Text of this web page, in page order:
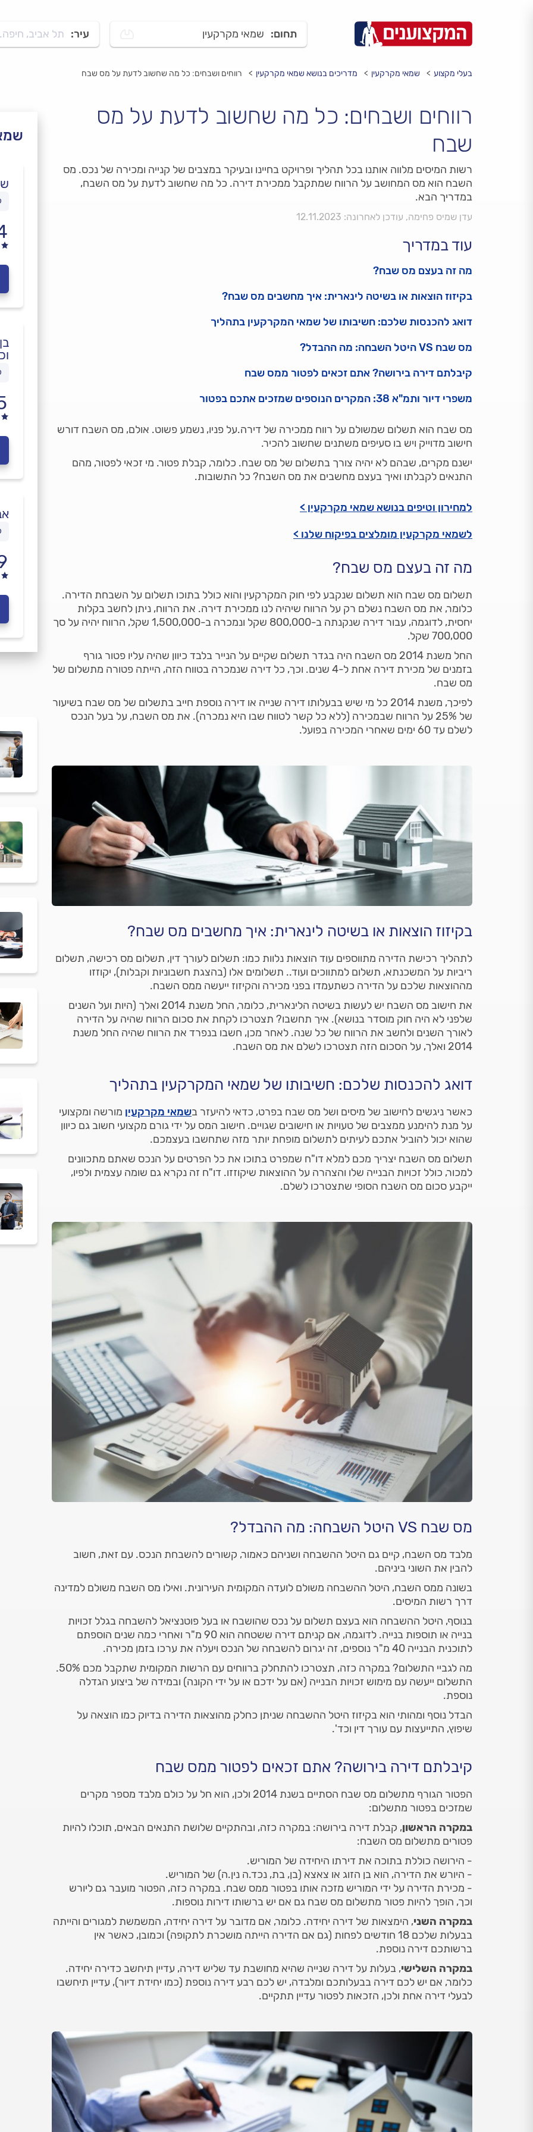
תחום: שמאי מקרקעין עיר: תל אביב,
בעלי מקצוע שמאי מקרקעין מדריכים בנושא שמאי מקרקעין רווחים ושבחים: כל מה שחשוב לדעת על מס שבח
רווחים ושבחים: כל מה שחשוב לדעת על מס
שבח
רשות המיסים מלווה אותנו בכל תהליך ופרויקט בחיינו ובעיקר במצבים של קנייה ומכירה של נכס. מס
השבח הוא מס המחושב על הרווח שמתקבל ממכירת דירה. כל מה שחשוב לדעת על מס השבח,
במדריך הבא.
עדן שמיס פחימה, עודכן לאחרונה: 12.11.2023
עוד במדריך
מה זה בעצם מס שבח?
בקיזוז הוצאות או בשיטה לינארית: איך מחשבים מס שבח?
דואג להכנסות שלכם: חשיבותו של שמאי המקרקעין בתהליך
מס שבח VS היטל השבחה: מה ההבדל?
קיבלתם דירה בירושה? אתם זכאים לפטור ממס שבח
משפרי דיור ותמ"א 38: המקרים הנוספים שמזכים אתכם בפטור
מס שבח הוא תשלום שמשולם על רווח ממכירה של דירה.על פניו, נשמע פשוט. אולם, מס השבח דורש
חישוב מדוייק ויש בו סעיפים משתנים שחשוב להכיר.
ישנם מקרים, שבהם לא יהיה צורך בתשלום של מס שבח. כלומר, קבלת פטור. מי זכאי לפטור, מהם
התנאים לקבלתו ואיך בעצם מחשבים את מס השבח? כל התשובות.
למחירון וטיפים בנושא שמאי מקרקעין >
לשמאי מקרקעין מומלצים בפיקוח שלנו >
מה זה בעצם מס שבח?
תשלום מס שבח הוא תשלום שנקבע לפי חוק המקרקעין והוא כולל בתוכו תשלום על השבחת הדירה.
כלומר, את מס השבח נשלם רק על הרווח שיהיה לנו ממכירת דירה. את הרווח, ניתן לחשב בקלות
יחסית, לדוגמה, עבור דירה שנקנתה ב-800,000 שקל ונמכרה ב-1,500,000 שקל, הרווח יהיה על סך
700,000 שקל.
החל משנת 2014 מס השבח היה בגדר תשלום שקיים על הנייר בלבד כיוון שהיה עליו פטור גורף
בזמנים של מכירת דירה אחת ל-4 שנים. וכך, כל דירה שנמכרה בטווח הזה, הייתה פטורה מתשלום של
מס שבח.
לפיכך, משנת 2014 כל מי שיש בבעלותו דירה שנייה או דירה נוספת חייב בתשלום של מס שבח בשיעור
של 25% על הרווח שבמכירה (ללא כל קשר לטווח שבו היא נמכרה). את מס השבח, על בעל הנכס
לשלם עד 60 ימים שאחרי המכירה בפועל.
בקיזוז הוצאות או בשיטה לינארית: איך מחשבים מס שבח?
לתהליך רכישת הדירה מתווספים עוד הוצאות נלוות כמו: תשלום לעורך דין, תשלום מס רכישה, תשלום
ריביות על המשכנתא, תשלום למתווכים ועוד.. תשלומים אלו (בהצגת חשבוניות וקבלות), יקוזזו
מההוצאות שלכם על הדירה כשתעמדו בפני מכירה והקיזוז ייעשה ממס השבח.
את חישוב מס השבח יש לעשות בשיטה הלינארית, כלומר, החל משנת 2014 ואלך (היות ועל השנים
שלפני לא היה חוק מוסדר בנושא). איך תחשבו? תצטרכו לקחת את סכום הרווח שהיה על הדירה
לאורך השנים ולחשב את הרווח של כל שנה. לאחר מכן, חשבו בנפרד את הרווח שהיה החל משנת
2014 ואלך, על הסכום הזה תצטרכו לשלם את מס השבח.
דואג להכנסות שלכם: חשיבותו של שמאי המקרקעין בתהליך
כאשר ניגשים לחישוב של מיסים ושל מס שבח בפרט, כדאי להיעזר בשמאי מקרקעין מורשה ומקצועי
על מנת להימנע ממצבים של טעויות או חישובים שגויים. חישוב המס על ידי גורם מקצועי חשוב גם כיוון
שהוא יכול להוביל אתכם לעיתים לתשלום מופחת יותר מזה שתחשבו בעצמכם.
תשלום מס השבח יצריך מכם למלא דו"ח שמפרט בתוכו את כל הפרטים על הנכס שאתם מתכוונים
למכור, כולל זכויות הבנייה שלו והצהרה על ההוצאות שיקוזזו. דו"ח זה נקרא גם שומה עצמית ולפיו,
ייקבע סכום מס השבח הסופי שתצטרכו לשלם.
מס שבח VS היטל השבחה: מה ההבדל?
מלבד מס השבח, קיים גם היטל ההשבחה ושניהם כאמור, קשורים להשבחת הנכס. עם זאת, חשוב
להבין את השוני ביניהם.
בשונה ממס השבח, היטל ההשבחה משולם לועדה המקומית העירונית. ואילו מס השבח משולם למדינה
דרך רשות המיסים.
בנוסף, היטל ההשבחה הוא בעצם תשלום על נכס שהושבח או בעל פוטנציאל להשבחה בגלל זכויות
בנייה או תוספות בנייה. לדוגמה, אם קניתם דירה ששטחה הוא 90 מ"ר ואחרי כמה שנים הוספתם
לתוכנית הבנייה 40 מ"ר נוספים, זה יגרום להשבחה של הנכס ויעלה את ערכו בזמן מכירה.
מה לגביי התשלום? במקרה כזה, תצטרכו להתחלק ברווחים עם הרשות המקומית שתקבל מכם 50%.
התשלום ייעשה עם מימוש זכויות הבנייה (אם על ידכם או על ידי הקונה) ובמידה של ביצוע הגדלה
נוספת.
הבדל נוסף ומהותי הוא בקיזוז היטל ההשבחה שניתן כחלק מהוצאות הדירה בדיוק כמו הוצאה על
שיפוץ, התייעצות עם עורך דין וכד'.
קיבלתם דירה בירושה? אתם זכאים לפטור ממס שבח
הפטור הגורף מתשלום מס שבח הסתיים בשנת 2014 ולכן, הוא חל על כולם מלבד מספר מקרים
שמזכים בפטור מתשלום:
במקרה הראשון, קבלת דירה בירושה: במקרה כזה, ובהתקיים שלושת התנאים הבאים, תוכלו להיות
פטורים מתשלום מס השבח:
- הירושה כוללת בתוכה את דירתו היחידה של המוריש.
- היורש את הדירה, הוא בן הזוג או צאצא (בן, בת, נכד.ה נין.ה) של המוריש.
- מכירת הדירה על ידי המוריש מזכה אותו בפטור ממס שבח. במקרה כזה, הפטור מועבר גם ליורש
וכך, הופך להיות פטור מתשלום מס שבח גם אם יש ברשותו דירות נוספות.
במקרה השני, הימצאות של דירה יחידה. כלומר, אם מדובר על דירה יחידה, המשמשת למגורים והייתה
בבעלות שלכם 18 חודשים לפחות (גם אם הדירה הייתה מושכרת לתקופה) וכמובן, כאשר אין
ברשותכם דירה נוספת.
במקרה השלישי, בעלות על דירה שנייה שהיא מחושבת עד שליש דירה, עדיין תיחשב כדירה יחידה.
כלומר, אם יש לכם דירה בבעלותכם ומלבדה, יש לכם רבע דירה נוספת (כמו יחידת דיור), עדיין תיחשבו
לבעלי דירה אחת ולכן, הזכאות לפטור עדיין תתקיים.